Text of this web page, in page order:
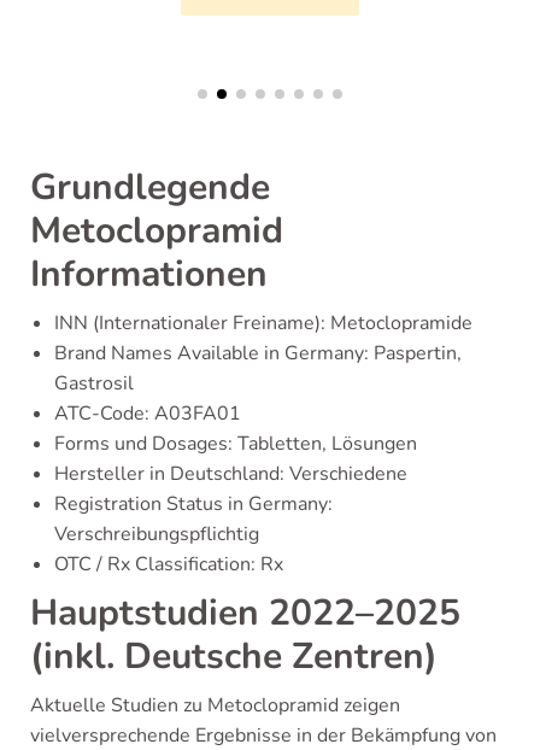
Grundlegende
Metoclopramid
Informationen
INN (Internationaler Freiname): Metoclopramide
Brand Names Available in Germany: Paspertin,
Gastrosil
ATC-Code: A03FA01
Forms und Dosages: Tabletten, Lösungen
Hersteller in Deutschland: Verschiedene
Registration Status in Germany:
Verschreibungspflichtig
OTC / Rx Classification: Rx
Hauptstudien 2022–2025
(inkl. Deutsche Zentren)
Aktuelle Studien zu Metoclopramid zeigen
vielversprechende Ergebnisse in der Bekämpfung von